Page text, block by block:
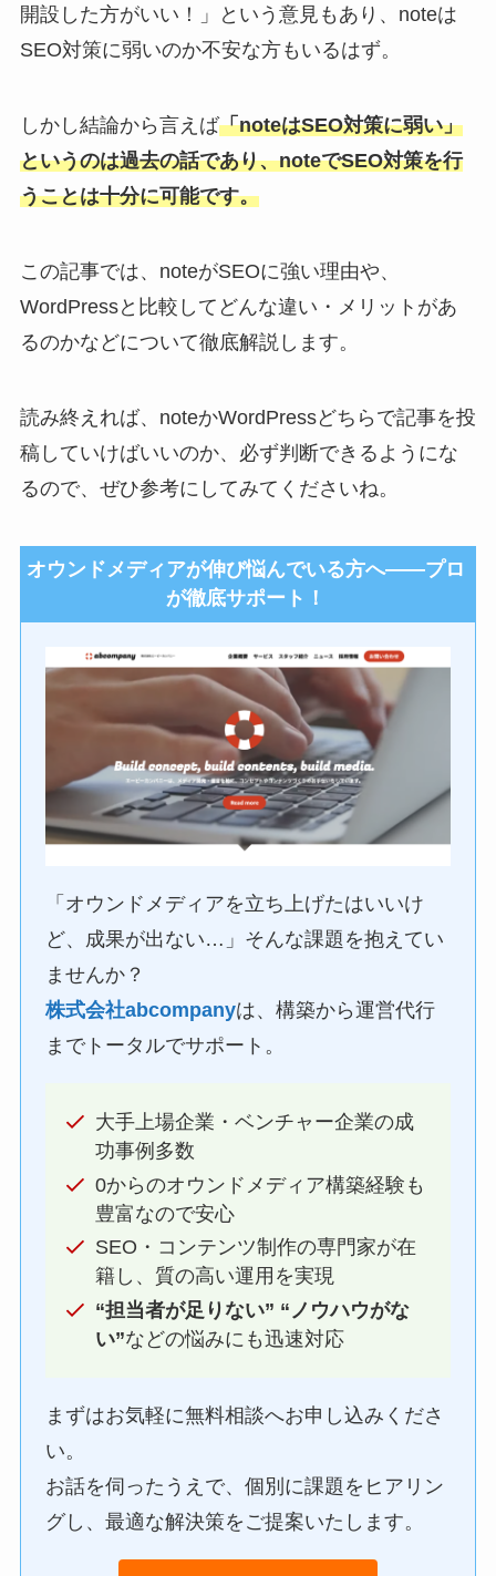
開設した方がいい！」という意見もあり、noteは
SEO対策に弱いのか不安な方もいるはず。
しかし結論から言えば「noteはSEO対策に弱い」
というのは過去の話であり、noteでSEO対策を行
うことは十分に可能です。
この記事では、noteがSEOに強い理由や、
WordPressと比較してどんな違い・メリットがあ
るのかなどについて徹底解説します。
読み終えれば、noteかWordPressどちらで記事を投
稿していけばいいのか、必ず判断できるようにな
るので、ぜひ参考にしてみてくださいね。
オウンドメディアが伸び悩んでいる方へ――プロ
が徹底サポート！
「オウンドメディアを立ち上げたはいいけ
ど、成果が出ない…」そんな課題を抱えてい
ませんか？
株式会社abcompanyは、構築から運営代行
までトータルでサポート。
大手上場企業・ベンチャー企業の成
功事例多数
0からのオウンドメディア構築経験も
豊富なので安心
SEO・コンテンツ制作の専門家が在
籍し、質の高い運用を実現
“担当者が足りない” “ノウハウがな
い”などの悩みにも迅速対応
まずはお気軽に無料相談へお申し込みくださ
い。
お話を伺ったうえで、個別に課題をヒアリン
グし、最適な解決策をご提案いたします。